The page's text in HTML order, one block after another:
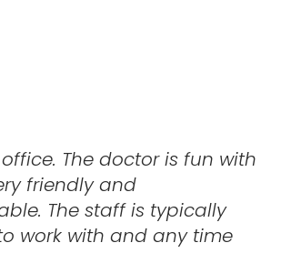
office. The doctor is fun with
friendly and
The staff is typically
work with and any time